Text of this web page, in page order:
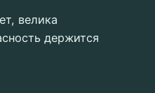
велика
держится